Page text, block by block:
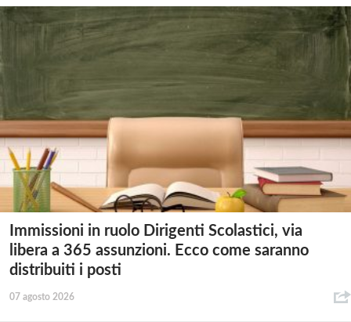
Immissioni in ruolo Dirigenti Scolastici, via
libera a 365 assunzioni. Ecco come saranno
distribuiti i posti
07 agosto 2026